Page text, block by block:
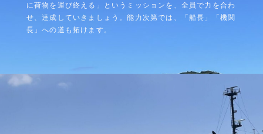
に荷物を運び終える」というミッションを、全員で力を合わ
せ、達成していきましょう。能力次第では、「船長」「機関
長」への道も拓けます。